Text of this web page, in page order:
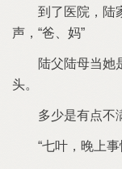
到 医院
声
爸、妈
父 母当
头
多少 点
晚上事